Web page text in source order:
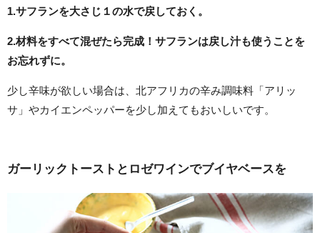
1.サフランを大さじ１の水で戻しておく。
2.材料をすべて混ぜたら完成！サフランは戻し汁も使うことを
お忘れずに。
少し辛味が欲しい場合は、北アフリカの辛み調味料「アリッ
サ」やカイエンペッパーを少し加えてもおいしいです。
ガーリックトーストとロゼワインでブイヤベースを